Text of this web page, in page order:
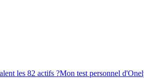
les 82 actifs ?Mon test personnel